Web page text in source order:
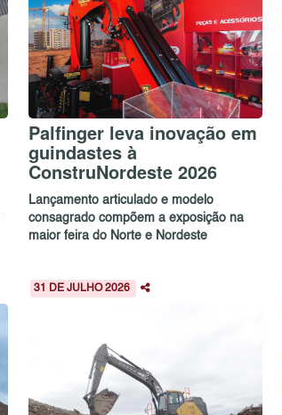
Palfinger leva inovação em
guindastes à
ConstruNordeste 2026
Lançamento articulado e modelo
consagrado compõem a exposição na
maior feira do Norte e Nordeste
31 DE JULHO 2026